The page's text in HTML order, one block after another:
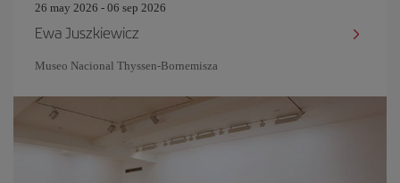
26 may 2026 - 06 sep 2026
Ewa Juszkiewicz
Museo Nacional Thyssen-Bornemisza